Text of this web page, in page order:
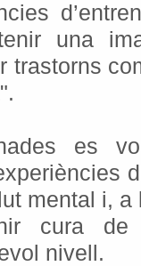
una
trastorns
es
mental i,
cura
nivell.